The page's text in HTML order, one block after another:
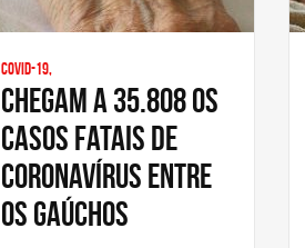
Covid-19,
Chegam a 35.808 os
casos fatais de
coronavírus entre
os gaúchos